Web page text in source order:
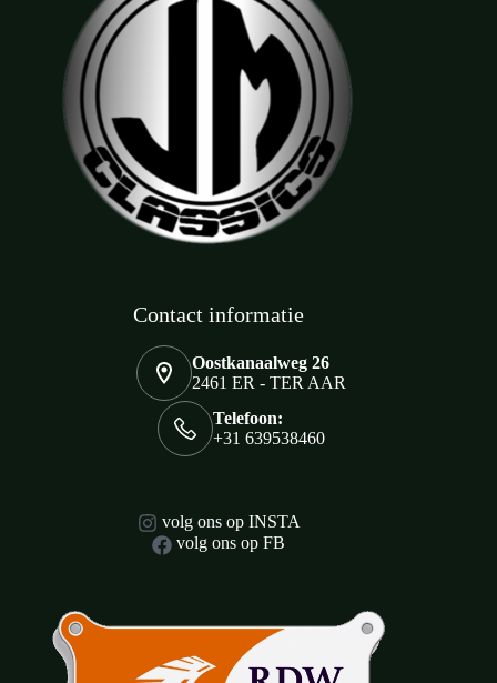
Contact informatie
Oostkanaalweg 26
2461 ER - TER AAR
Telefoon:
+31 639538460
volg ons op INSTA
volg ons op FB